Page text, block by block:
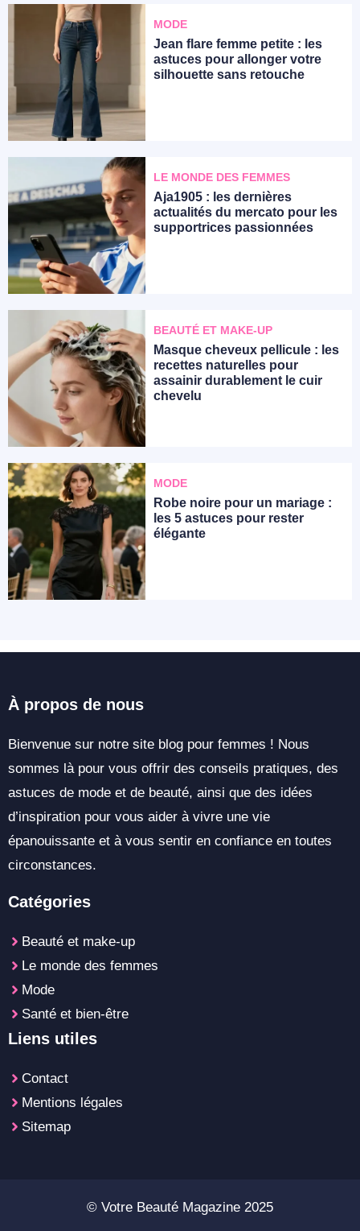
MODE
Jean flare femme petite : les
astuces pour allonger votre
silhouette sans retouche
LE MONDE DES FEMMES
Aja1905 : les dernières
actualités du mercato pour les
supportrices passionnées
BEAUTÉ ET MAKE-UP
Masque cheveux pellicule : les
recettes naturelles pour
assainir durablement le cuir
chevelu
MODE
Robe noire pour un mariage :
les 5 astuces pour rester
élégante
À propos de nous
Bienvenue sur notre site blog pour femmes ! Nous
sommes là pour vous offrir des conseils pratiques, des
astuces de mode et de beauté, ainsi que des idées
d’inspiration pour vous aider à vivre une vie
épanouissante et à vous sentir en confiance en toutes
circonstances.
Catégories
Beauté et make-up
Le monde des femmes
Mode
Santé et bien-être
Liens utiles
Contact
Mentions légales
Sitemap
© Votre Beauté Magazine 2025